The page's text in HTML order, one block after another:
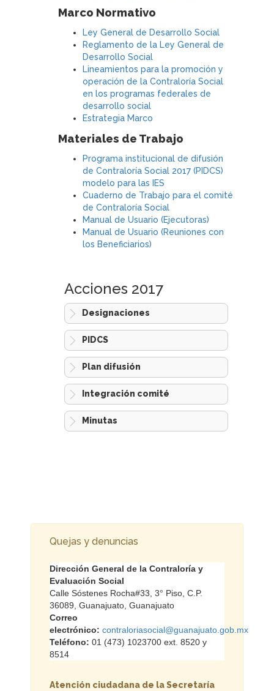
Marco Normativo
Ley General de Desarrollo Social
Reglamento de la Ley General de
Desarrollo Social
Lineamientos para la promoción y
operación de la Contraloría Social
en los programas federales de
desarrollo social
Estrategia Marco
Materiales de Trabajo
Programa institucional de difusión
de Contraloría Social 2017 (PIDCS)
modelo para las IES
Cuaderno de Trabajo para el comité
de Contraloría Social
Manual de Usuario (Ejecutoras)
Manual de Usuario (Reuniones con
los Beneficiarios)
Acciones 2017
Designaciones
PIDCS
Plan difusión
Integración comité
Minutas
Quejas y denuncias
Dirección General de la Contraloría y
Evaluación Social
Calle Sóstenes Rocha#33, 3° Piso, C.P.
36089, Guanajuato, Guanajuato
Correo
electrónico: contraloriasocial@guanajuato.gob.mx
Teléfono: 01 (473) 1023700 ext. 8520 y
8514
Atención ciudadana de la Secretaría